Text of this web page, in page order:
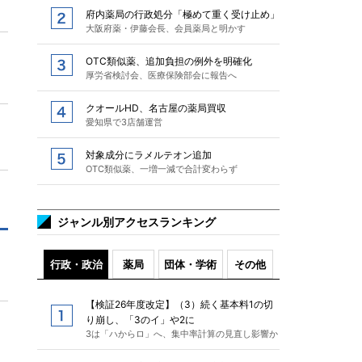
府内薬局の行政処分「極めて重く受け止め」
大阪府薬・伊藤会長、会員薬局と明かす
OTC類似薬、追加負担の例外を明確化
厚労省検討会、医療保険部会に報告へ
クオールHD、名古屋の薬局買収
愛知県で3店舗運営
対象成分にラメルテオン追加
OTC類似薬、一増一減で合計変わらず
ジャンル別アクセスランキング
行政・政治 薬局 団体・学術 その他
【検証26年度改定】（3）続く基本料1の切
り崩し、「3のイ」や2に
3は「ハからロ」へ、集中率計算の見直し影響か